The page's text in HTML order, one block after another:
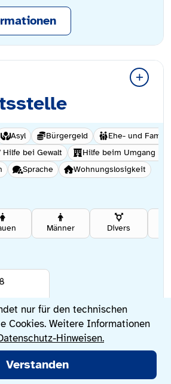
nur für den technischen
Cookies. Weitere Informationen
Hinweisen.
Verstanden
Lebenssituationen
Asyl Bürgergeld
Ehe- und
bei Gewalt
Hilfe beim Umgang
Sprache Wohnungslosigkeit
Männer Divers